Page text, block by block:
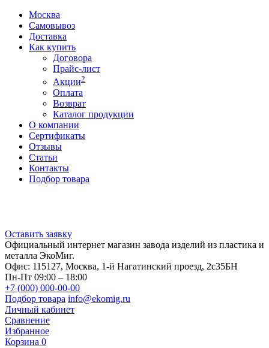
Москва
Самовывоз
Доставка
Как купить
Договора
Прайс-лист
Акции2
Оплата
Возврат
Каталог продукции
О компании
Сертификаты
Отзывы
Статьи
Контакты
Подбор товара
Оставить заявку
Официальный интернет магазин завода изделий из пластика и
металла ЭкоМиг.
Офис: 115127, Москва, 1-й Нагатинский проезд, 2с35БН
Пн-Пт 09:00 – 18:00
+7 (000) 000-00-00
Подбор товара info@ekomig.ru
Личный кабинет
Сравнение
Избранное
Корзина 0